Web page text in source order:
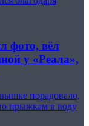
фото, вёл
у «Реала»,
порадовало,
прыжкам в воду